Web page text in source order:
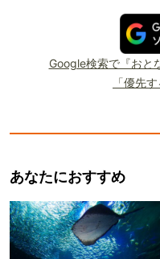
Google検索で『おと
「優先
あなたにおすすめ